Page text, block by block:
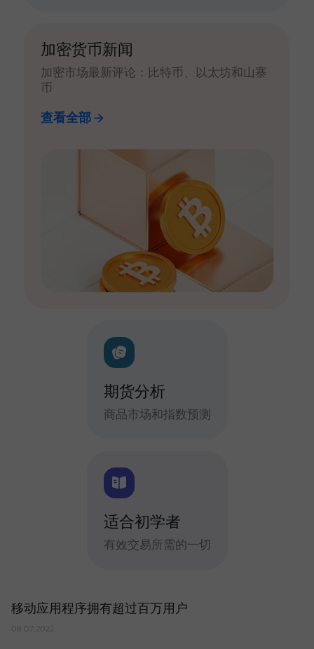
加密货币新闻
加密市场最新评论：比特币、以太坊和山寨
币
查看全部
期货分析
商品市场和指数预测
适合初学者
有效交易所需的一切
移动应用程序拥有超过百万用户
08.07.2022